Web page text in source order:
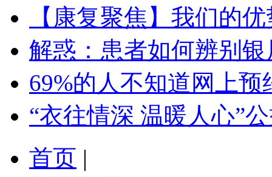
【康复聚焦】我们的
解惑：患者如何辨别
69%的人不知道网上
“衣往情深 温暖人心”
首页 |